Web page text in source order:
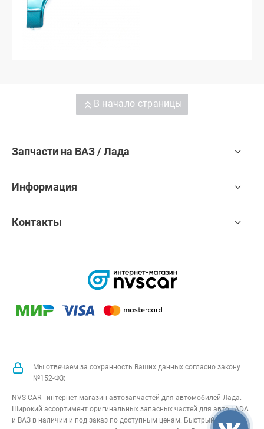
В начало страницы
Запчасти на ВАЗ / Лада
Информация
Контакты
Мы отвечаем за сохранность Ваших данных согласно закону
№152-ФЗ:
NVS-CAR - интернет-магазин автозапчастей для автомобилей Лада.
Широкий ассортимент оригинальных запасных частей для авто LADA
и ВАЗ в наличии и под заказ по доступным ценам. Быстрый подбор и